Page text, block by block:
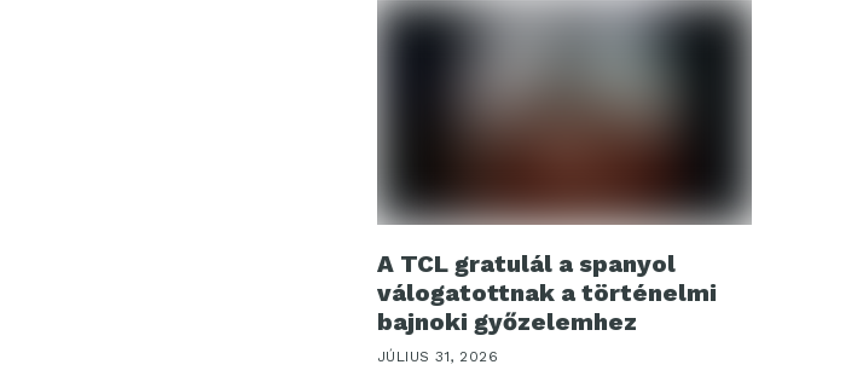
A TCL gratulál a spanyol
válogatottnak a történelmi
bajnoki győzelemhez
JÚLIUS 31, 2026